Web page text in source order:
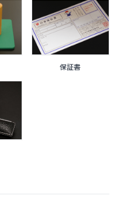
保証書